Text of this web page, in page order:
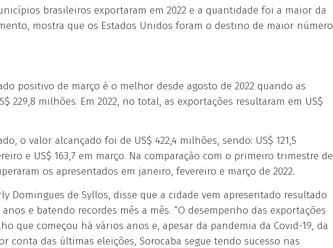
brasileiros exportaram em 2022 e a quantidade foi a maior da
mostra que os Estados Unidos foram o destino de maior número
positivo de março é o melhor desde agosto de 2022 quando as
229,8 milhões. Em 2022, no total, as exportações resultaram em US$
o valor alcançado foi de US$ 422,4 milhões, sendo: US$ 121,5
e US$ 163,7 em março. Na comparação com o primeiro trimestre de
os apresentados em janeiro, fevereiro e março de 2022.
Domingues de Syllos, disse que a cidade vem apresentado resultado
e batendo recordes mês a mês. “O desempenho das exportações
que começou há vários anos e, apesar da pandemia da Covid-19, da
conta das últimas eleições, Sorocaba segue tendo sucesso nas